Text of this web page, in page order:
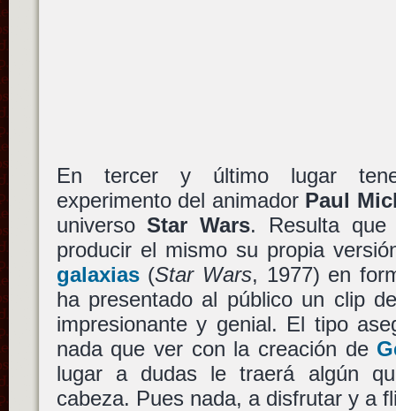
En tercer y último lugar
experimento del animador Paul
universoStar Wars. Resulta
producir el mismo su propia
galaxias(Star Wars, 1977) en
ha presentado al público un clip
impresionante y genial. El tipo
nada que ver con la creación de
lugar a dudas le traerá algún
cabeza. Pues nada, a disfrutar y a